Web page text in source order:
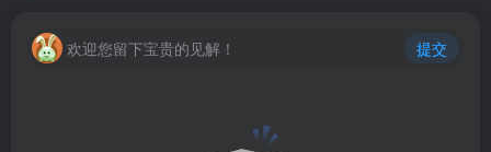
欢迎您留下宝贵的见解！ 提交